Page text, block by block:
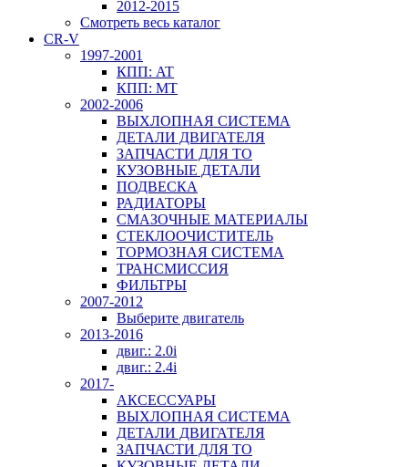
2012-2015
Смотреть весь каталог
CR-V
1997-2001
КПП: AT
КПП: MT
2002-2006
ВЫХЛОПНАЯ СИСТЕМА
ДЕТАЛИ ДВИГАТЕЛЯ
ЗАПЧАСТИ ДЛЯ ТО
КУЗОВНЫЕ ДЕТАЛИ
ПОДВЕСКА
РАДИАТОРЫ
СМАЗОЧНЫЕ МАТЕРИАЛЫ
СТЕКЛООЧИСТИТЕЛЬ
ТОРМОЗНАЯ СИСТЕМА
ТРАНСМИССИЯ
ФИЛЬТРЫ
2007-2012
Выберите двигатель
2013-2016
двиг.: 2.0i
двиг.: 2.4i
2017-
АКСЕССУАРЫ
ВЫХЛОПНАЯ СИСТЕМА
ДЕТАЛИ ДВИГАТЕЛЯ
ЗАПЧАСТИ ДЛЯ ТО